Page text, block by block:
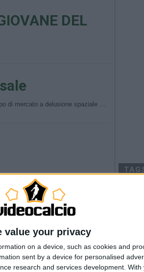
value your privacy
on a device, such as cookies and
sent by a device for personalised
research and services development. With
DEL
di mercato a delusione spaziale …
Roma